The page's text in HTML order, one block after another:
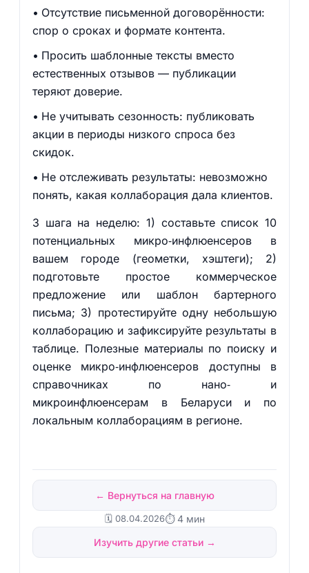
Отсутствие письменной договорённости:
спор о сроках и формате контента.
Просить шаблонные тексты вместо
естественных отзывов — публикации
теряют доверие.
Не учитывать сезонность: публиковать
акции в периоды низкого спроса без
скидок.
Не отслеживать результаты: невозможно
понять, какая коллаборация дала клиентов.
3 шага на неделю: 1) составьте список 10
потенциальных микро‑инфлюенсеров в
вашем городе (геометки, хэштеги); 2)
подготовьте простое коммерческое
предложение или шаблон бартерного
письма; 3) протестируйте одну небольшую
коллаборацию и зафиксируйте результаты в
таблице. Полезные материалы по поиску и
оценке микро‑инфлюенсеров доступны в
справочниках по нано‑ и
микроинфлюенсерам в Беларуси и по
локальным коллаборациям в регионе.
← Вернуться на главную
🗓️ 08.04.2026⏱ 4 мин
Изучить другие статьи →